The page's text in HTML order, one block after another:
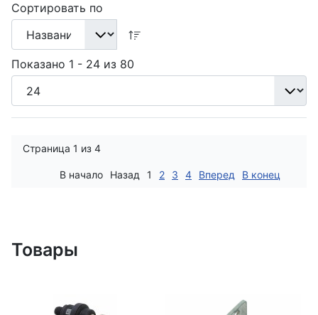
Сортировать по
Показано 1 - 24 из 80
Страница 1 из 4
В начало Назад 1 2 3 4 Вперед В конец
Товары